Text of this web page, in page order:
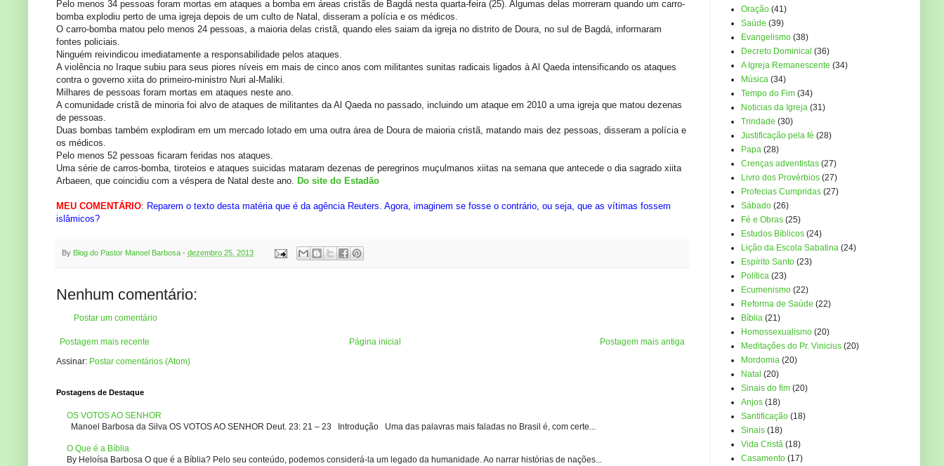
Pelo menos 34 pessoas foram mortas em ataques a bomba em áreas cristãs de Bagdá nesta quarta-feira (25). Algumas delas morreram quando um carro-
bomba explodiu perto de uma igreja depois de um culto de Natal, disseram a polícia e os médicos.
O carro-bomba matou pelo menos 24 pessoas, a maioria delas cristã, quando eles saiam da igreja no distrito de Doura, no sul de Bagdá, informaram
fontes policiais.
Ninguém reivindicou imediatamente a responsabilidade pelos ataques.
A violência no Iraque subiu para seus piores níveis em mais de cinco anos com militantes sunitas radicais ligados à Al Qaeda intensificando os ataques
contra o governo xiita do primeiro-ministro Nuri al-Maliki.
Milhares de pessoas foram mortas em ataques neste ano.
A comunidade cristã de minoria foi alvo de ataques de militantes da Al Qaeda no passado, incluindo um ataque em 2010 a uma igreja que matou dezenas
de pessoas.
Duas bombas também explodiram em um mercado lotado em uma outra área de Doura de maioria cristã, matando mais dez pessoas, disseram a polícia e
os médicos.
Pelo menos 52 pessoas ficaram feridas nos ataques.
Uma série de carros-bomba, tiroteios e ataques suicidas mataram dezenas de peregrinos muçulmanos xiitas na semana que antecede o dia sagrado xiita
Arbaeen, que coincidiu com a véspera de Natal deste ano.
Do site do Estadão
MEU COMENTÁRIO: Reparem o texto desta matéria que é da agência Reuters. Agora, imaginem se fosse o contrário, ou seja, que as vítimas fossem
islâmicos?
By Blog do Pastor Manoel Barbosa - dezembro 25, 2013
Nenhum comentário:
Postar um comentário
Postagem mais recente Postagem mais antiga
Página inicial
Assinar: Postar comentários (Atom)
Postagens de Destaque
OS VOTOS AO SENHOR
Manoel Barbosa da Silva OS VOTOS AO SENHOR Deut. 23: 21 – 23 Introdução Uma das palavras mais faladas no Brasil é, com certe...
O Que é a Bíblia
By Heloísa Barbosa O que é a Bíblia? Pelo seu conteúdo, podemos considerá-la um legado da humanidade. Ao narrar histórias de nações...
Oração (41)
Saúde (39)
Evangelismo (38)
Decreto Dominical (36)
A Igreja Remanescente (34)
Música (34)
Tempo do Fim (34)
Noticias da Igreja (31)
Trindade (30)
Justificação pela fé (28)
Papa (28)
Crenças adventistas (27)
Livro dos Provérbios (27)
Profecias Cumpridas (27)
Sábado (26)
Fé e Obras (25)
Estudos Bíblicos (24)
Lição da Escola Sabatina (24)
Espírito Santo (23)
Política (23)
Ecumenismo (22)
Reforma de Saúde (22)
Bíblia (21)
Homossexualismo (20)
Meditações do Pr. Vinicius (20)
Mordomia (20)
Natal (20)
Sinais do fim (20)
Anjos (18)
Santificação (18)
Sinais (18)
Vida Cristã (18)
Casamento (17)